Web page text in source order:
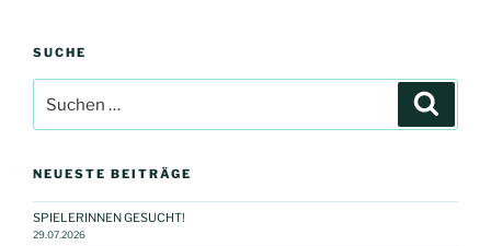
SUCHE
nach:
NEUESTE BEITRÄGE
SPIELERINNEN GESUCHT!
29.07.2026